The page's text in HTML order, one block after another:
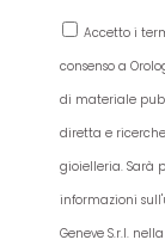
Accetto i
consenso a
di materiale
diretta e
gioielleria. Sarà
informazioni
Geneve S.r.l.